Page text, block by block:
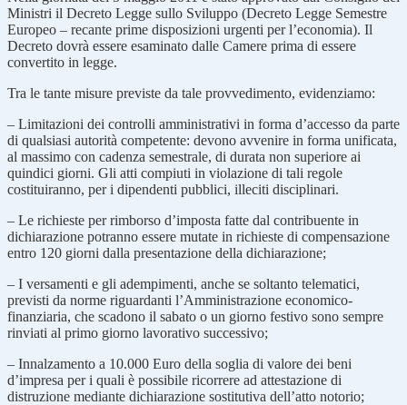
Ministri il Decreto Legge sullo Sviluppo (Decreto Legge Semestre
Europeo – recante prime disposizioni urgenti per l’economia). Il
Decreto dovrà essere esaminato dalle Camere prima di essere
convertito in legge.
Tra le tante misure previste da tale provvedimento, evidenziamo:
– Limitazioni dei controlli amministrativi in forma d’accesso da parte
di qualsiasi autorità competente: devono avvenire in forma unificata,
al massimo con cadenza semestrale, di durata non superiore ai
quindici giorni. Gli atti compiuti in violazione di tali regole
costituiranno, per i dipendenti pubblici, illeciti disciplinari.
– Le richieste per rimborso d’imposta fatte dal contribuente in
dichiarazione potranno essere mutate in richieste di compensazione
entro 120 giorni dalla presentazione della dichiarazione;
– I versamenti e gli adempimenti, anche se soltanto telematici,
previsti da norme riguardanti l’Amministrazione economico-
finanziaria, che scadono il sabato o un giorno festivo sono sempre
rinviati al primo giorno lavorativo successivo;
– Innalzamento a 10.000 Euro della soglia di valore dei beni
d’impresa per i quali è possibile ricorrere ad attestazione di
distruzione mediante dichiarazione sostitutiva dell’atto notorio;